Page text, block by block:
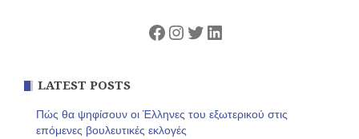
Facebook
Instagram
Twitter
Linkedin
LATEST POSTS
Πώς θα ψηφίσουν οι Έλληνες του εξωτερικού στις
επόμενες βουλευτικές εκλογές